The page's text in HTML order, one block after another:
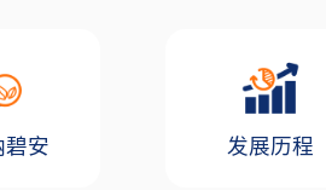
碧安 发展历程